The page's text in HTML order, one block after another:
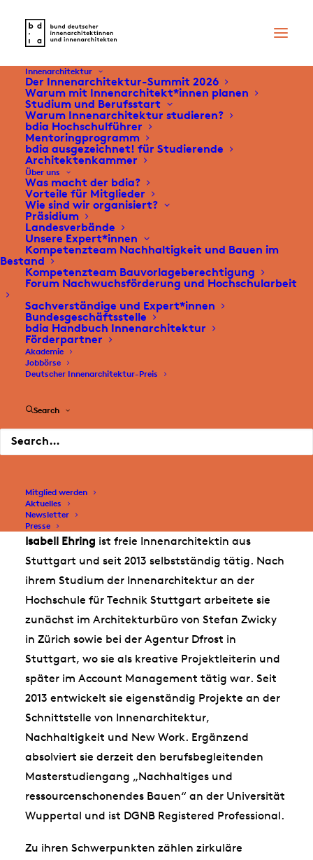
Innenarchitektur
Der Innenarchitektur-Summit 2026
Warum mit Innenarchitekt*innen planen
Studium und Berufsstart
Warum Innenarchitektur studieren?
bdia Hochschulführer
Mentoringprogramm
bdia ausgezeichnet! für Studierende
Architektenkammer
Über uns
Was macht der bdia?
Vorteile für Mitglieder
Wie sind wir organisiert?
Präsidium
Landesverbände
Unsere Expert*innen
Kompetenzteam Nachhaltigkeit und Bauen im
Bestand
Kompetenzteam Bauvorlageberechtigung
Forum Nachwuchsförderung und Hochschularbeit
Sachverständige und Expert*innen
Bundesgeschäftsstelle
bdia Handbuch Innenarchitektur
Förderpartner
Akademie
Jobbörse
Deutscher Innenarchitektur-Preis
Search
Mitglied werden
Aktuelles
Newsletter
Presse
Isabell Ehring ist freie Innenarchitektin aus
Stuttgart und seit 2013 selbstständig tätig. Nach
ihrem Studium der Innenarchitektur an der
Hochschule für Technik Stuttgart arbeitete sie
zunächst im Architekturbüro von Stefan Zwicky
in Zürich sowie bei der Agentur Dfrost in
Stuttgart, wo sie als kreative Projektleiterin und
später im Account Management tätig war. Seit
2013 entwickelt sie eigenständig Projekte an der
Schnittstelle von Innenarchitektur,
Nachhaltigkeit und New Work. Ergänzend
absolviert sie derzeit den berufsbegleitenden
Masterstudiengang „Nachhaltiges und
ressourcenschonendes Bauen“ an der Universität
Wuppertal und ist DGNB Registered Professional.
Zu ihren Schwerpunkten zählen zirkuläre